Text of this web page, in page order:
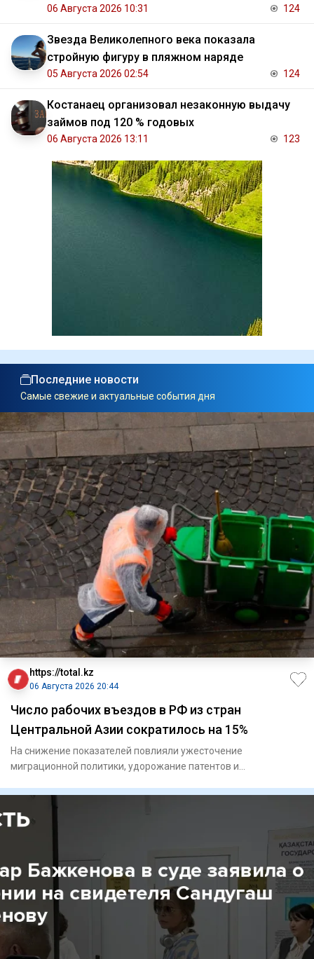
06 Августа 2026 10:31 124
Звезда Великолепного века показала
стройную фигуру в пляжном наряде
05 Августа 2026 02:54 124
Костанаец организовал незаконную выдачу
займов под 120 % годовых
06 Августа 2026 13:11 123
Последние новости
Самые свежие и актуальные события дня
https://total.kz
06 Августа 2026 20:44
Число рабочих въездов в РФ из стран
Центральной Азии сократилось на 15%
На снижение показателей повлияли ужесточение
миграционной политики, удорожание патентов и